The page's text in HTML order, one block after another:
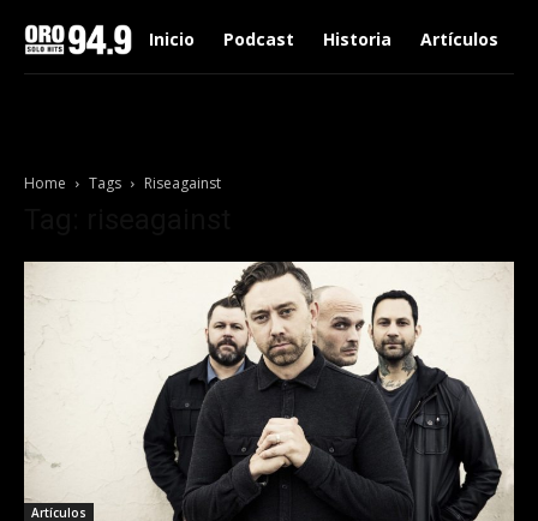
Inicio Podcast Historia Artículos
Home Tags Riseagainst
Artículos